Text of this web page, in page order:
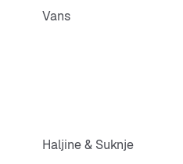
Vans
Haljine & Suknje